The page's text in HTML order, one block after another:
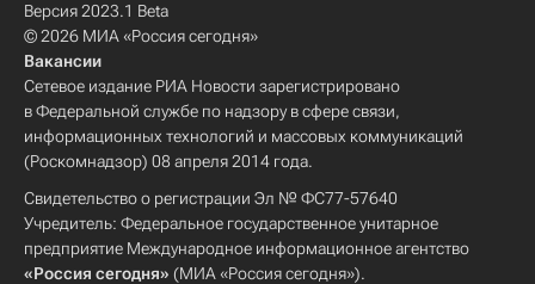
Версия 2023.1 Beta
© 2026 МИА «Россия сегодня»
Вакансии
Сетевое издание РИА Новости зарегистрировано
в Федеральной службе по надзору в сфере связи,
информационных технологий и массовых коммуникаций
(Роскомнадзор) 08 апреля 2014 года.
Свидетельство о регистрации Эл № ФС77-57640
Учредитель: Федеральное государственное унитарное
предприятие Международное информационное агентство
«Россия сегодня» (МИА «Россия сегодня»).